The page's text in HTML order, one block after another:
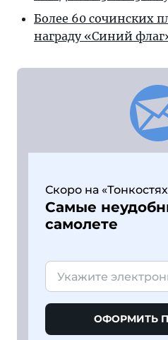
Более 60 сочинских
награду «Синий
Скоро на
Самые
самолете
ОФОРМИТЬ